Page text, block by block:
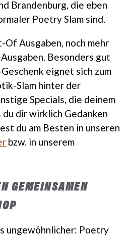
Brandenburg, die eben
Poetry Slam sind.
Of Ausgaben, noch mehr
Besonders gut
eignet sich zum
Slam hinter der
Specials, die deinem
dir wirklich Gedanken
du am Besten in unseren
bzw. in unserem
GEMEINSAMEN
ungewöhnlicher: Poetry